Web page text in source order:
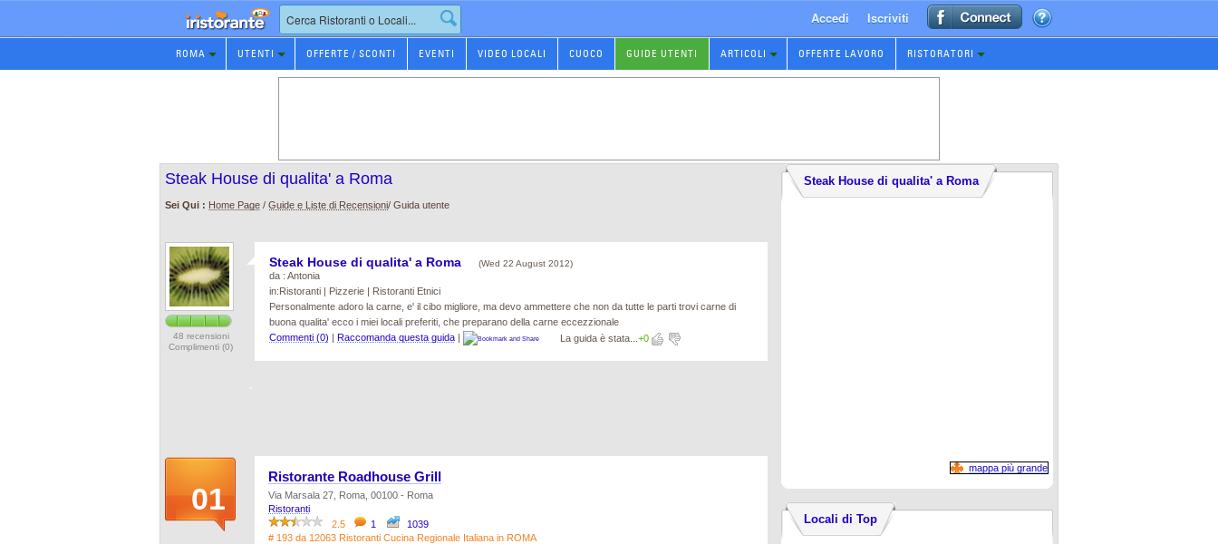
Prenotazione
Ristorante
Accedi Iscriviti
ROMA UTENTI OFFERTE / SCONTI EVENTI VIDEO LOCALI CUOCO GUIDE UTENTI ARTICOLI OFFERTE LAVORO RISTORATORI
Steak House di qualita' a Roma
Sei Qui : Home Page / Guide e Liste di Recensioni/ Guida utente
48 recensioni
Complimenti (0)
Steak House di qualita' a Roma (Wed 22 August 2012)
da : Antonia
in:Ristoranti | Pizzerie | Ristoranti Etnici
Personalmente adoro la carne, e' il cibo migliore, ma devo ammettere che non da tutte le parti trovi carne di
buona qualita' ecco i miei locali preferiti, che preparano della carne eccezzionale
Commenti (0) | Raccomanda questa guida | La guida è stata... +0
01
Ristorante Roadhouse Grill
Via Marsala 27, Roma, 00100 - Roma
Ristoranti
2.5
1
1039
# 193 da 12063 Ristoranti Cucina Regionale Italiana in ROMA
Steak House di qualita' a Roma
mappa più grande
Locali di Top